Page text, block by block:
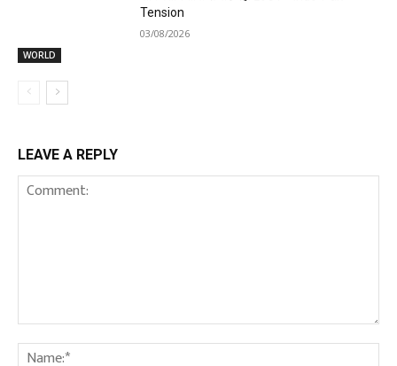
WORLD
Tension
03/08/2026
LEAVE A REPLY
Comment: